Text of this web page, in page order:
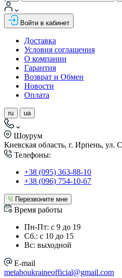
Войти в кабинет
Доставка
Условия соглашения
О компании
Гарантия
Возврат и Обмен
Новости
Оплата
ru ua
Шоурум
Киевская область, г. Ирпень, ул.
Телефоны:
+38 (095) 363-88-10
+38 (096) 754-10-67
Перезвоните мне
Время работы
Пн-Пт: с 9 до 19
Сб.: с 10 до 15
Вс: выходной
E-mail
metaboukraineofficial@gmail.com